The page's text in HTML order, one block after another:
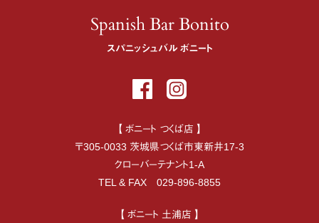
Spanish Bar Bonito
スパニッシュバル ボニート
【 ボニート つくば店 】
〒305-0033 茨城県つくば市東新井17-3
クローバーテナント1-A
TEL & FAX 029-896-8855
【 ボニート 土浦店 】